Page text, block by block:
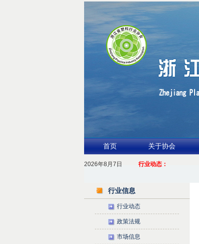
首页 关于协会
2026年8月7日 行业动态：
1.聚力产业链 共启新征程
行业信息
行业动态
政策法规
市场信息